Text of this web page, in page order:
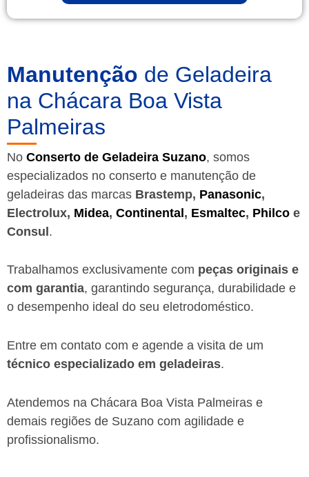
Manutenção de Geladeira
na Chácara Boa Vista
Palmeiras
No Conserto de Geladeira Suzano, somos
especializados no conserto e manutenção de
geladeiras das marcas Brastemp, Panasonic,
Electrolux, Midea, Continental, Esmaltec, Philco e
Consul.
Trabalhamos exclusivamente com peças originais e
com garantia, garantindo segurança, durabilidade e
o desempenho ideal do seu eletrodoméstico.
Entre em contato com e agende a visita de um
técnico especializado em geladeiras.
Atendemos na Chácara Boa Vista Palmeiras e
demais regiões de Suzano com agilidade e
profissionalismo.